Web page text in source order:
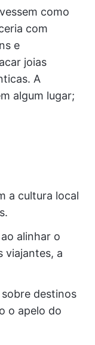
como
com
e
joias
A
algum lugar;
a cultura local
alinhar o
viajantes, a
destinos
o apelo do